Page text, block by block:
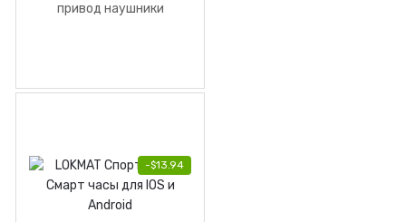
привод наушники
-$13.94